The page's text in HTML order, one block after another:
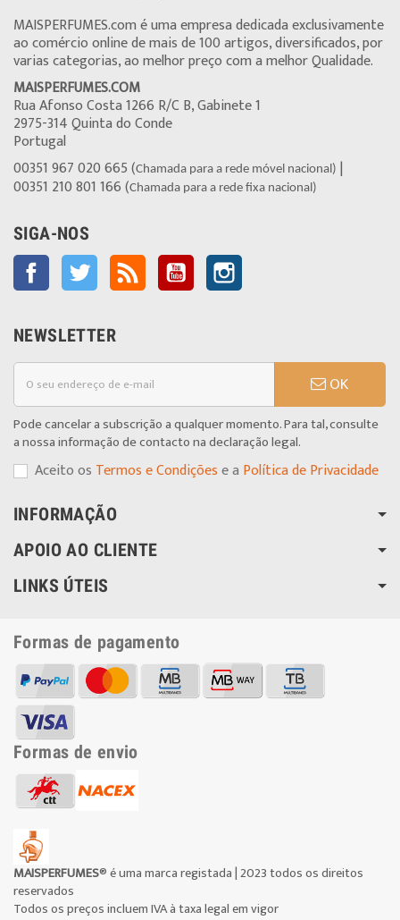
MAISPERFUMES.com é uma empresa dedicada exclusivamente
ao comércio online de mais de 100 artigos, diversificados, por
varias categorias, ao melhor preço com a melhor Qualidade.
MAISPERFUMES.COM
Rua Afonso Costa 1266 R/C B, Gabinete 1
2975-314 Quinta do Conde
Portugal
00351 967 020 665 (Chamada para a rede móvel nacional) |
00351 210 801 166 (Chamada para a rede fixa nacional)
SIGA-NOS
Facebook Twitter Rss YouTube
NEWSLETTER
OK
Pode cancelar a subscrição a qualquer momento. Para tal, consulte
a nossa informação de contacto na declaração legal.
Aceito os Termos e Condiçõese a Política de Privacidade
INFORMAÇÃO
APOIO AO CLIENTE
LINKS ÚTEIS
Formas de pagamento
Formas de envio
MAISPERFUMES® é uma marca registada | 2023 todos os direitos
reservados
Todos os preços incluem IVA à taxa legal em vigor